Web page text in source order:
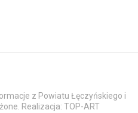
z Powiatu Łęczyńskiego i
Realizacja: TOP-ART